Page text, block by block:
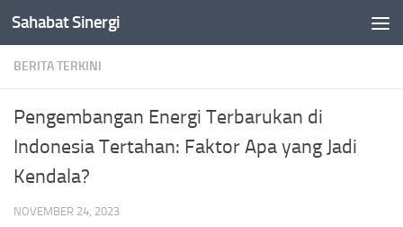
Skip to content
Sahabat Sinergi
BERITA TERKINI
Pengembangan Energi Terbarukan di
Indonesia Tertahan: Faktor Apa yang Jadi
Kendala?
NOVEMBER 24, 2023